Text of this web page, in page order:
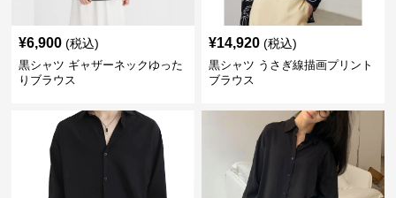
¥6,900 (税込)
黒シャツ ギャザーネックゆった
りブラウス
¥14,920 (税込)
黒シャツ うさぎ線描画プリント
ブラウス